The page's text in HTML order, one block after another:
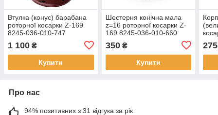
Втулка (конус) барабана
роторної косарки Z-169
8245-036-010-747
1 100 ₴
Купити
Шестерня конічна мала
z=16 роторної косарки Z-
169 8245-036-010-660
350₴
Купити
275
Про нас
94% позитивних з 31 відгука за рік